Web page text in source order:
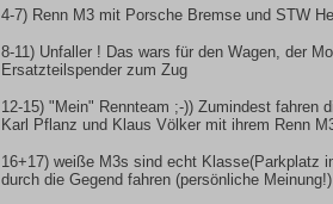
4-7) Renn M3 mit Porsche Bremse und STW
8-11) Unfaller ! Das wars für den Wagen, der
Ersatzteilspender zum Zug
12-15) "Mein" Rennteam ;-)) Zumindest fahren
Karl Pflanz und Klaus Völker mit ihrem Renn
16+17) weiße M3s sind echt Klasse(Parkplatz
durch die Gegend fahren (persönliche Meinung!)